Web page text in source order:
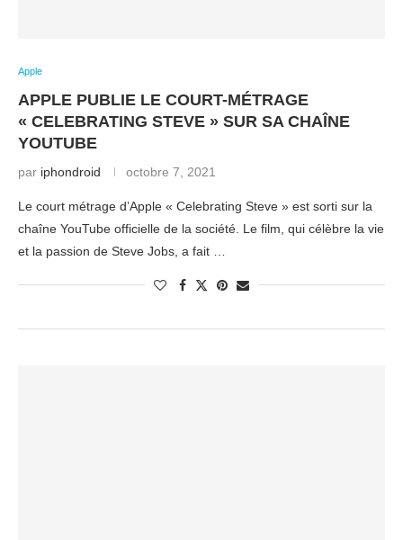
Apple
APPLE PUBLIE LE COURT-MÉTRAGE
« CELEBRATING STEVE » SUR SA CHAÎNE
YOUTUBE
par iphondroid octobre 7, 2021
Le court métrage d’Apple « Celebrating Steve » est sorti sur la
chaîne YouTube officielle de la société. Le film, qui célèbre la vie
et la passion de Steve Jobs, a fait …